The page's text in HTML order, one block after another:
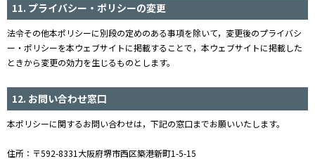
11. プライバシー・ポリシーの変更
法令その他本ポリシーに別段の定めのある事項を除いて，変更後のプライバシ
ー・ポリシーを本ウェブサイトに掲載することで，本ウェブサイトに掲載した
ときから変更の効力を生じるものとします。
12. お問い合わせ窓口
本ポリシーに関するお問い合わせは，下記の窓口までお願いいたします。
住所：〒592-8331大阪府堺市西区築港新町1-5-15